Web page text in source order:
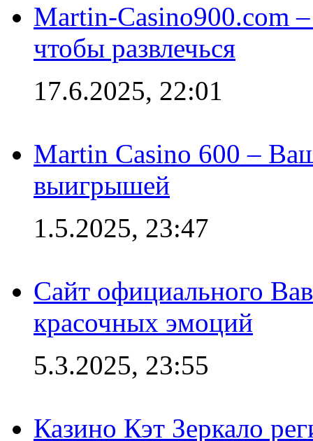
Martin-Casino900.com
чтобы развлечься
17.6.2025, 22:01
Martin Casino 600 –
выигрышей
1.5.2025, 23:47
Сайт официального
красочных эмоций
5.3.2025, 23:55
Казино Кэт Зеркало